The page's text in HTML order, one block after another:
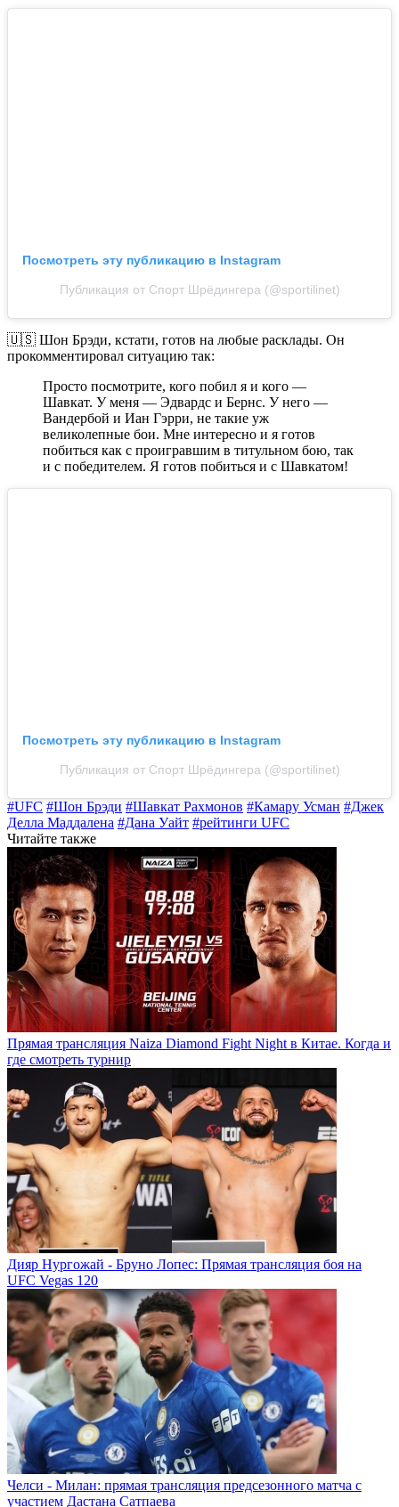
Мухаммад - Джек Делла Маддалена, однако теперь
Посмотреть эту публикацию в Instagram
Публикация от Спорт Шрёдингера (@sportilinet)
🇺🇸 Шон Брэди, кстати, готов на любые расклады. Он
прокомментировал ситуацию так:
Просто посмотрите, кого побил я и кого —
Шавкат. У меня — Эдвардс и Бернс. У него —
Посмотреть эту публикацию в Instagram
Публикация от Спорт Шрёдингера (@sportilinet)
#UFC #Шон Брэди #Шавкат Рахмонов #Камару Усман
Делла Маддалена
#Дана Уайт #рейтинги UFC
Читайте также
Прямая трансляция Naiza Diamond Fight Night в Китае. Когда и
где смотреть турнир
Дияр Нургожай - Бруно Лопес: Прямая трансляция боя на
UFC Vegas 120